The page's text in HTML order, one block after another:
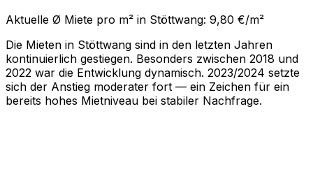
Aktuelle Ø Miete pro m² in Stöttwang: 9,80 €/m²
Die Mieten in Stöttwang sind in den letzten Jahren
kontinuierlich gestiegen. Besonders zwischen 2018 und
2022 war die Entwicklung dynamisch. 2023/2024 setzte
sich der Anstieg moderater fort — ein Zeichen für ein
bereits hohes Mietniveau bei stabiler Nachfrage.